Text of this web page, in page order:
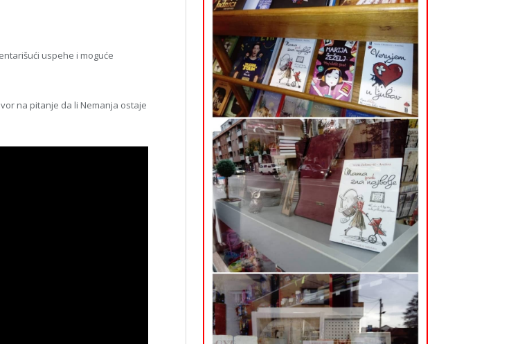
uspehe i moguće
na pitanje da li Nemanja ostaje